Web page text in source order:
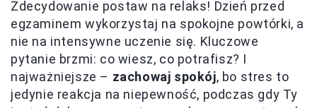
Zdecydowanie postaw na relaks! Dzień przed
egzaminem wykorzystaj na spokojne powtórki, a
nie na intensywne uczenie się. Kluczowe
pytanie brzmi: co wiesz, co potrafisz? I
najważniejsze – zachowaj spokój, bo stres to
jedynie reakcja na niepewność, podczas gdy Ty